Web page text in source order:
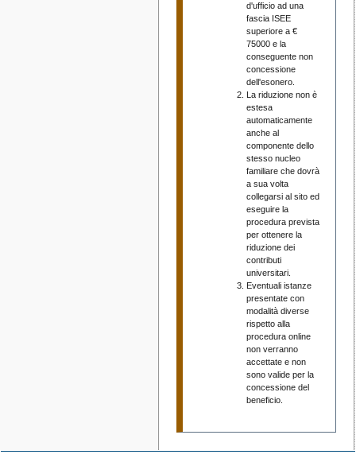
d'ufficio ad una
fascia ISEE
superiore a €
75000 e la
conseguente non
concessione
dell'esonero.
La riduzione non è
estesa
automaticamente
anche al
componente dello
stesso nucleo
familiare che dovrà
a sua volta
collegarsi al sito ed
eseguire la
procedura prevista
per ottenere la
riduzione dei
contributi
universitari.
Eventuali istanze
presentate con
modalità diverse
rispetto alla
procedura online
non verranno
accettate e non
sono valide per la
concessione del
beneficio.